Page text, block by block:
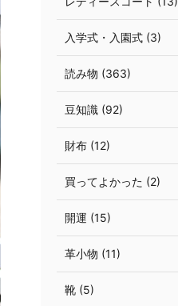
入学式・入園式 (3)
読み物 (363)
豆知識 (92)
財布 (12)
買ってよかった (2)
開運 (15)
革小物 (11)
靴 (5)